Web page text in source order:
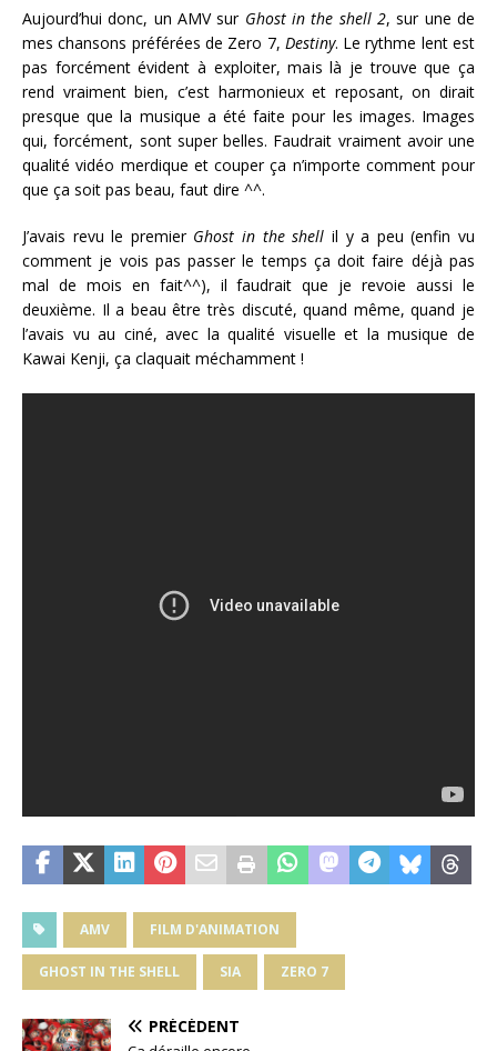
Aujourd’hui donc, un AMV sur Ghost in the shell 2, sur une de
mes chansons préférées de Zero 7, Destiny. Le rythme lent est
pas forcément évident à exploiter, mais là je trouve que ça
rend vraiment bien, c’est harmonieux et reposant, on dirait
presque que la musique a été faite pour les images. Images
qui, forcément, sont super belles. Faudrait vraiment avoir une
qualité vidéo merdique et couper ça n’importe comment pour
que ça soit pas beau, faut dire ^^.
J’avais revu le premier Ghost in the shell il y a peu (enfin vu
comment je vois pas passer le temps ça doit faire déjà pas
mal de mois en fait^^), il faudrait que je revoie aussi le
deuxième. Il a beau être très discuté, quand même, quand je
l’avais vu au ciné, avec la qualité visuelle et la musique de
Kawai Kenji, ça claquait méchamment !
AMV FILM D'ANIMATION
GHOST IN THE SHELL SIA ZERO 7
PRÉCÉDENT